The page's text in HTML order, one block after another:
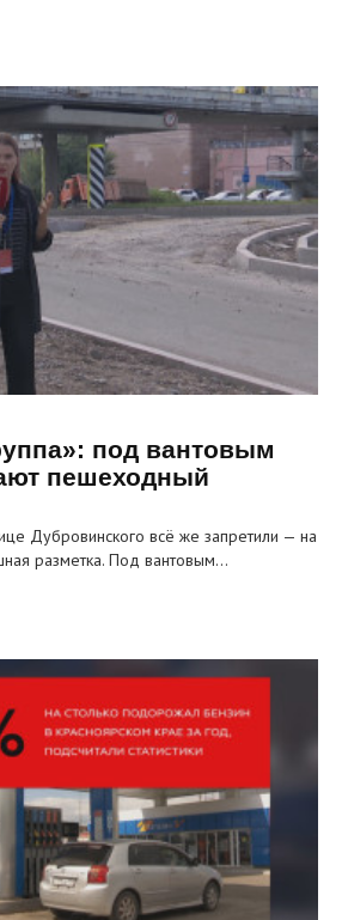
под вантовым
пешеходный
Дубровинского всё же запретили — на
разметка. Под вантовым…